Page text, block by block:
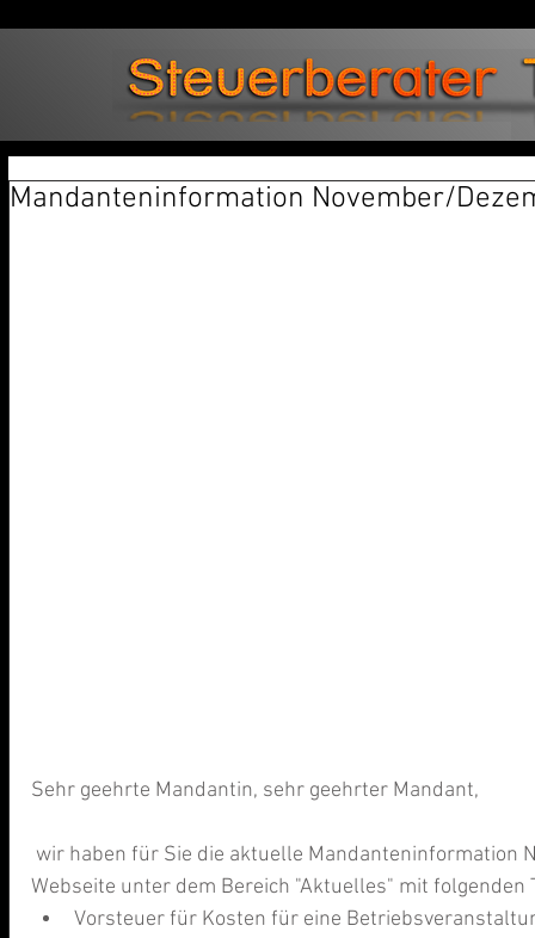
Mandanteninformation November/
Sehr geehrte Mandantin, sehr geehrter Mandant,
Webseite unter dem Bereich "Aktuelles" mit
Vorsteuer für Kosten für eine